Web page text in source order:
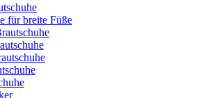
für breite Füße